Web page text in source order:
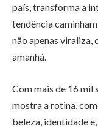
país, transforma a
tendência
não apenas
amanhã.
Com mais de 16 mil
mostra a rotina,
beleza, identidade